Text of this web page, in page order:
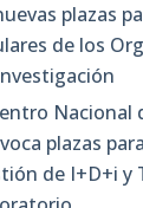
plazas
de los
Nacional
plazas
de I+D+i y